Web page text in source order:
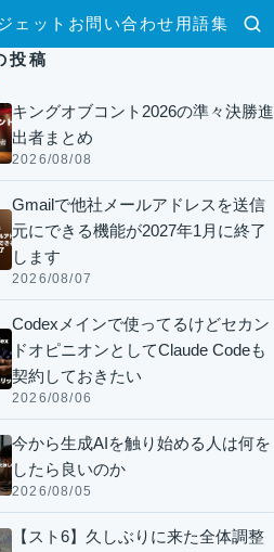
検索
ェット お問い合わせ 用語集
投稿
キングオブコント2026の準々決勝進
出者まとめ
2026/08/08
Gmailで他社メールアドレスを送信
元にできる機能が2027年1月に終了
します
2026/08/07
Codexメインで使ってるけどセカン
ドオピニオンとしてClaude Codeも
契約しておきたい
2026/08/06
今から生成AIを触り始める人は何を
したら良いのか
2026/08/05
【スト6】久しぶりに来た全体調整